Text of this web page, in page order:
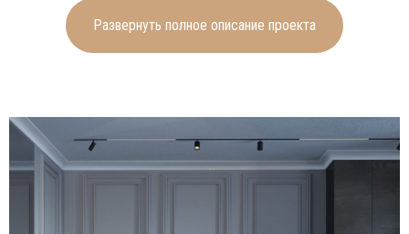
привносят в интерьер
естественного тепла и уюта.
яркий нюанс, выделяющий
дизайн и делающий его
неповторимым. Так, в кухне-
Развернуть полное описание проекта